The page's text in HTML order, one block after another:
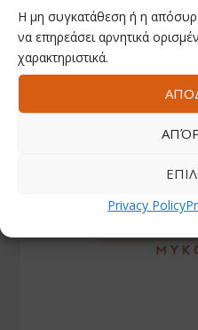
Η μη συγκατάθεση ή η
να επηρεάσει αρνητικά
χαρακτηριστικά.
Privacy Policy